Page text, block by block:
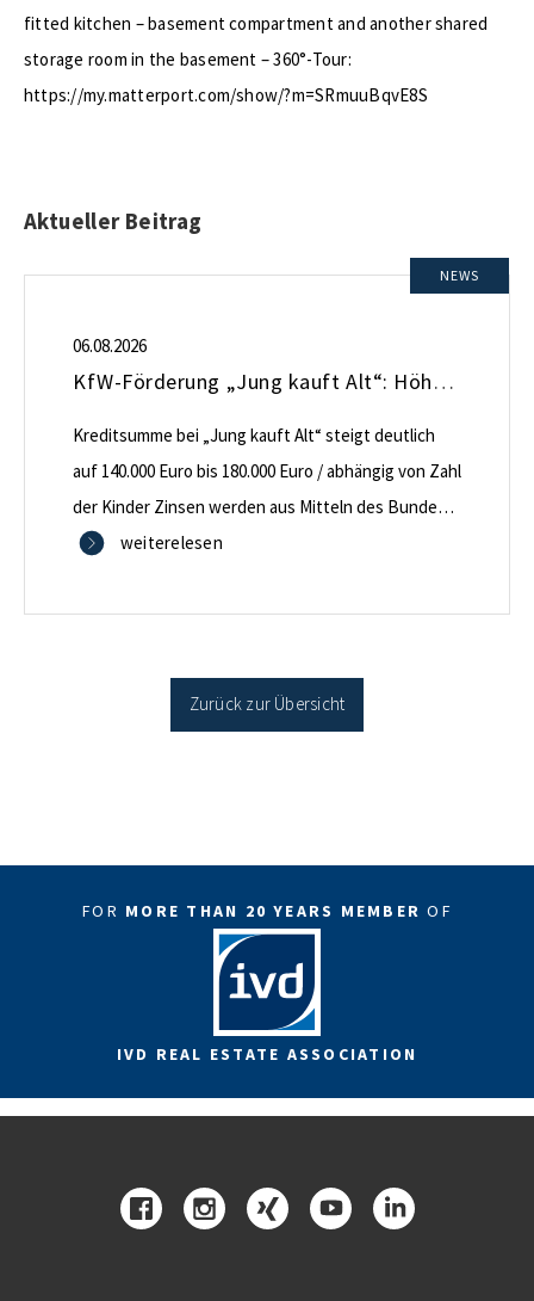
fitted kitchen – basement compartment and another shared
storage room in the basement – 360°-Tour:
https://my.matterport.com/show/?m=SRmuuBqvE8S
Aktueller Beitrag
NEWS
06.08.2026
KfW-Förderung „Jung kauft Alt“: Höhere Kredite ab August 2026
Kreditsumme bei „Jung kauft Alt“ steigt deutlich
auf 140.000 Euro bis 180.000 Euro / abhängig von Zahl
der Kinder Zinsen werden aus Mitteln des Bundes
verbilligt: Heutiger Zins bei 0,53 Prozent effektiv bei
Antragstellende verpflichten sich zu energetischer
Sanierung in Einzelmaßnahmen […]
weiterelesen
Zurück zur Übersicht
FOR MORE THAN 20 YEARS MEMBEROF
IVD REAL ESTATE ASSOCIATION